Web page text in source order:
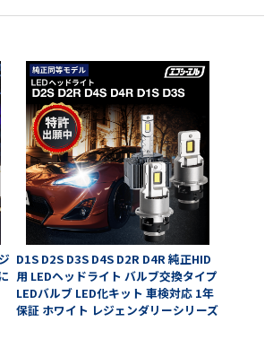
D1S D2S D3S D4S D2R D4R 純正HID
用 LEDヘッドライト バルブ交換タイプ
LEDバルブ LED化キット 車検対応 1年
保証 ホワイト レジェンダリーシリーズ